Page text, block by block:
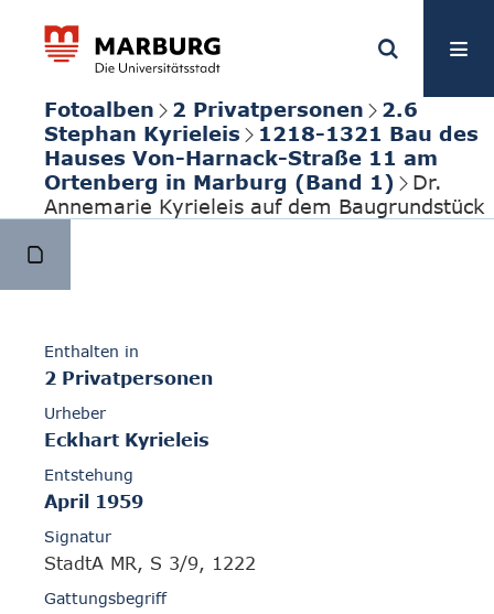
Fotoalben 2 Privatpersonen
2.6
Stephan Kyrieleis
1218-1321 Bau des
Hauses Von-Harnack-Straße 11 am
Ortenberg in Marburg (Band 1)
Dr.
Annemarie Kyrieleis auf dem Baugrundstück
Enthalten in
2 Privatpersonen
Urheber
Eckhart Kyrieleis
Entstehung
April 1959
Signatur
StadtA MR, S 3/9, 1222
Gattungsbegriff